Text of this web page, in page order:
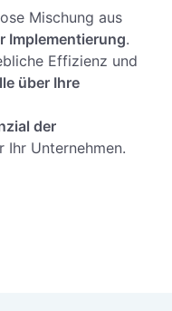
Mischung aus
Implementierung.
Effizienz und
über Ihre
der
Ihr Unternehmen.